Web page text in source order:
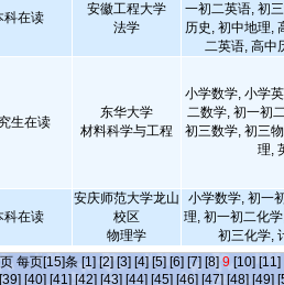
科在读
安徽工程大学
法学
一初二英语, 初
历史, 初中地理,
二英语, 高中
生在读
东华大学
材料科学与工程
小学数学, 小学
二数学, 初一初
初三数学, 初三
理,
科在读
安庆师范大学龙山
校区
物理学
小学数学, 初一
理, 初一初二化
初三化学,
每页[15]条 [1] [2] [3] [4] [5] [6] [7] [8] 9 [10] [11]
[39] [40] [41] [42] [43] [44] [45] [46] [47] [48] [49]